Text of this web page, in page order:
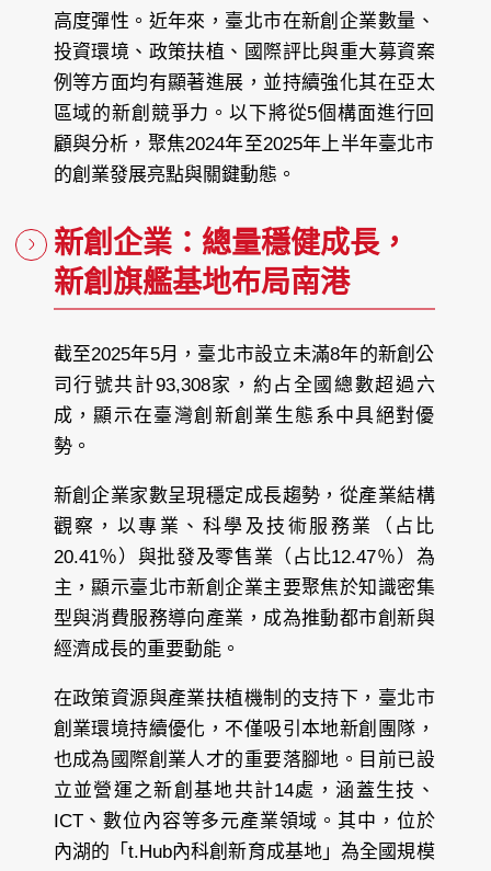
高度彈性。近年來，臺北市在新創企業數量、
投資環境、政策扶植、國際評比與重大募資案
例等方面均有顯著進展，並持續強化其在亞太
區域的新創競爭力。以下將從5個構面進行回
顧與分析，聚焦2024年至2025年上半年臺北市
的創業發展亮點與關鍵動態。
新創企業：總量穩健成長，
新創旗艦基地布局南港
截至2025年5月，臺北市設立未滿8年的新創公
司行號共計93,308家，約占全國總數超過六
成，顯示在臺灣創新創業生態系中具絕對優
勢。
新創企業家數呈現穩定成長趨勢，從產業結構
觀察，以專業、科學及技術服務業（占比
20.41％）與批發及零售業（占比12.47％）為
主，顯示臺北市新創企業主要聚焦於知識密集
型與消費服務導向產業，成為推動都市創新與
經濟成長的重要動能。
在政策資源與產業扶植機制的支持下，臺北市
創業環境持續優化，不僅吸引本地新創團隊，
也成為國際創業人才的重要落腳地。目前已設
立並營運之新創基地共計14處，涵蓋生技、
ICT、數位內容等多元產業領域。其中，位於
內湖的「t.Hub內科創新育成基地」為全國規模